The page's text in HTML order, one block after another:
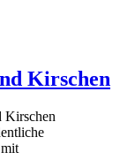
Kirschen